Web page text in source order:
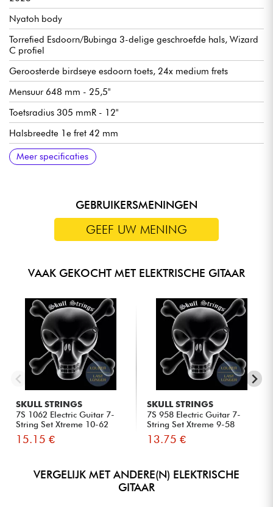
Nyatoh body
Torrefied Esdoorn/Bubinga 3-delige geschroefde hals, Wizard
C profiel
Geroosterde birdseye esdoorn toets, 24x medium frets
Mensuur 648 mm - 25,5"
Toetsradius 305 mmR - 12"
Halsbreedte 1e fret 42 mm
Halsbreedte laatste fret 57 mm
Halsdikte 1e fret 21 mm
Halsdikte 12e fret 22 mm
Ibanez Q58/R1 HSS pickups (passief, keramische magneten)
Ibanez Dyna-MIX9 schakelsysteem w/Alter schakelaar
Bedieningselementen: zie afbeeldingen
Ibanez Mono-Tune vaste brug
Ibanez gesloten oliebad mechanieken
Satijnen afwerking
Geleverd in Ibanez gigbag
Meer specificaties
GEBRUIKERSMENINGEN
GEEF UW MENING
VAAK GEKOCHT MET ELEKTRISCHE GITAAR
SKULL STRINGS
7S 1062 Electric Guitar 7-
String Set Xtreme 10-62
15.15 €
SKULL STRINGS
7S 958 Electric Guitar 7-
String Set Xtreme 9-58
13.75 €
VERGELIJK MET ANDERE(N) ELEKTRISCHE
GITAAR